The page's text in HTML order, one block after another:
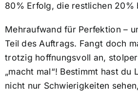
80% Erfolg, die restlichen 20%
Mehraufwand für Perfektion –
Teil des Auftrags. Fangt doch
trotzig hoffnungsvoll an,
„macht mal“! Bestimmt hast du
nicht nur Schwierigkeiten